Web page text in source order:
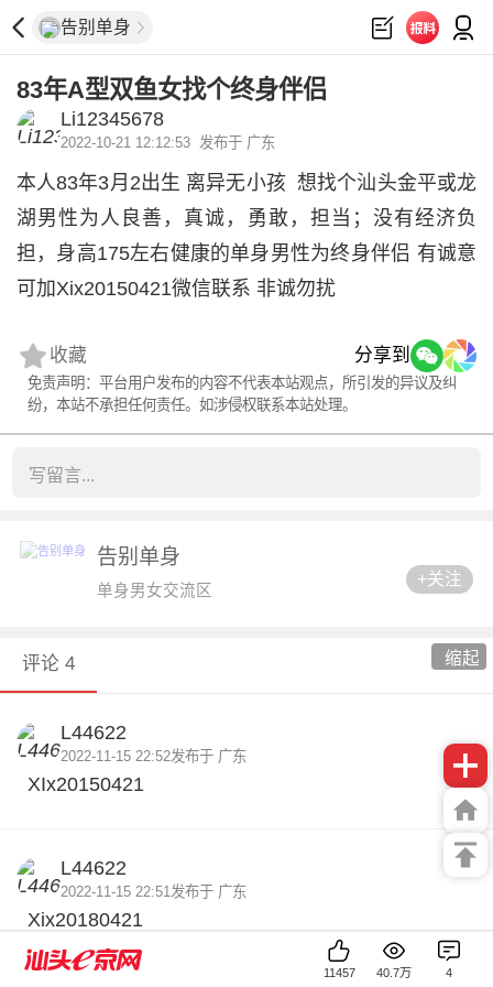
告别单身
83年A型双鱼女找个终身伴侣
Li12345678
2022-10-21 12:12:53 发布于 广东
本人83年3月2出生 离异无小孩 想找个汕头金平或龙
湖男性为人良善，真诚，勇敢，担当；没有经济负
担，身高175左右健康的单身男性为终身伴侣 有诚意
可加Xix20150421微信联系 非诚勿扰
收藏 分享到
免责声明：平台用户发布的内容不代表本站观点，所引发的异议及纠
纷，本站不承担任何责任。如涉侵权联系本站处理。
写留言...
告别单身
单身男女交流区
+关注
评论 4 缩起
L44622
2022-11-15 22:52发布于 广东
XIx20150421
L44622
2022-11-15 22:51 发布于 广东
Xix20180421
11457 40.7万 4